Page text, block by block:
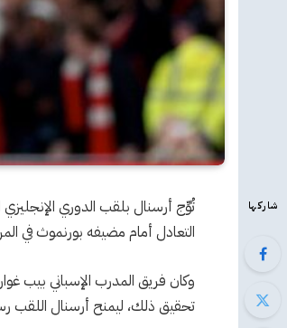
شاركها
التعادل أمام مضيفه بورنموث في المرحلة 37 قبل
وكان فريق المدرب الإسباني بيب
تحقيق ذلك، ليمنح أرسنال اللقب